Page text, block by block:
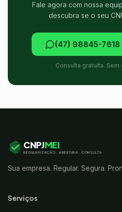
Fale agora com nossa
descubra se o seu
(47) 98845-
Consulta gratuita.
CNPJMEI
REGULARIZAÇÃO · ABERTURA · CONSULTA
Sua empresa. Regular. Segura.
Serviços